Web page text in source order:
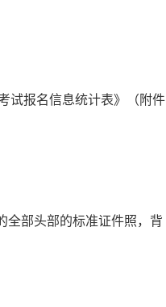
试报名信息统计表》（附件
全部头部的标准证件照，背